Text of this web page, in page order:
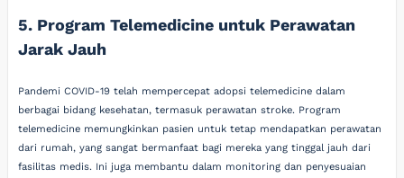
5. Program Telemedicine untuk Perawatan
Jarak Jauh
Pandemi COVID-19 telah mempercepat adopsi telemedicine dalam
berbagai bidang kesehatan, termasuk perawatan stroke. Program
telemedicine memungkinkan pasien untuk tetap mendapatkan perawatan
dari rumah, yang sangat bermanfaat bagi mereka yang tinggal jauh dari
fasilitas medis. Ini juga membantu dalam monitoring dan penyesuaian